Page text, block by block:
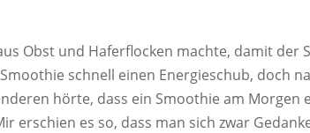
Obst und Haferflocken machte, damit der
schnell einen Energieschub, doch
hörte, dass ein Smoothie am Morgen
erschien es so, dass man sich zwar